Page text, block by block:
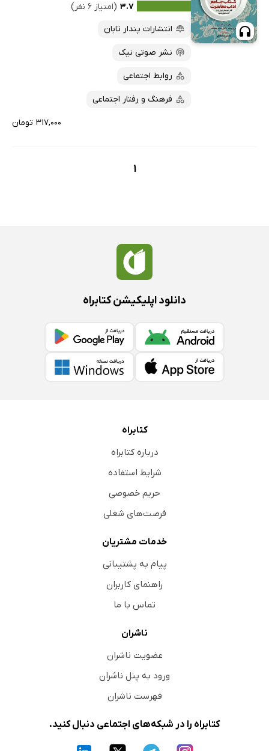
۳.۷ (امتیاز ۶ نفر)
انتشارات پندار تابان
نشر صوتی نیک
روابط اجتماعی
فرهنگ و رفتار اجتماعی
۳۱۷,۰۰۰ تومان
1
دانلود اپلیکیشن کتابراه
کتابراه
درباره کتابراه
شرایط استفاده
حریم خصوصی
فرصت‌های شغلی
خدمات مشتریان
پیام به پشتیبانی
راهنمای کاربران
تماس با ما
ناشران
عضویت ناشران
ورود به پنل ناشران
فهرست ناشران
کتابراه را در شبکه‌های اجتماعی دنبال کنید.